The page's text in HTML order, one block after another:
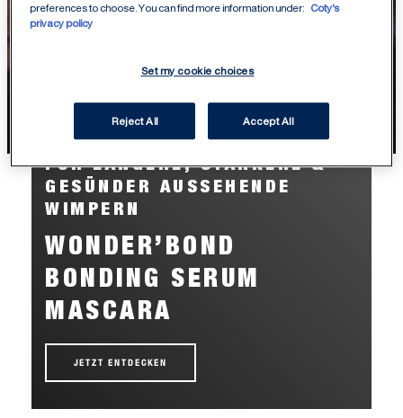
FÜR LÄNGERE, STÄRKERE &
GESÜNDER AUSSEHENDE
WIMPERN
WONDER’BOND
BONDING SERUM
MASCARA
JETZT ENTDECKEN
preferences to choose. You can find more information under:
Coty's
privacy policy
Set my cookie choices
Reject All Accept All